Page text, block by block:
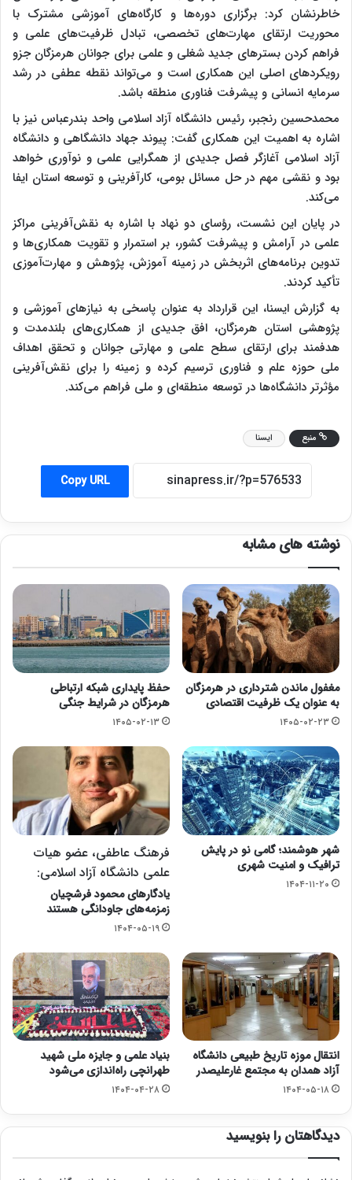
خاطرنشان کرد: برگزاری دوره‌ها و کارگاه‌های آموزشی مشترک با
محوریت ارتقای مهارت‌های تخصصی، تبادل ظرفیت‌های علمی و
فراهم کردن بسترهای جدید شغلی و علمی برای جوانان هرمزگان جزو
رویکردهای اصلی این همکاری است و می‌تواند نقطه عطفی در رشد
سرمایه انسانی و پیشرفت فناوری منطقه باشد.
محمدحسین رنجبر، رئیس دانشگاه آزاد اسلامی واحد بندرعباس نیز با
اشاره به اهمیت این همکاری گفت: پیوند جهاد دانشگاهی و دانشگاه
آزاد اسلامی آغازگر فصل جدیدی از همگرایی علمی و نوآوری خواهد
بود و نقشی مهم در حل مسائل بومی، کارآفرینی و توسعه استان ایفا
می‌کند.
در پایان این نشست، رؤسای دو نهاد با اشاره به نقش‌آفرینی مراکز
علمی در آرامش و پیشرفت کشور، بر استمرار و تقویت همکاری‌ها و
تدوین برنامه‌های اثربخش در زمینه آموزش، پژوهش و مهارت‌آموزی
تأکید کردند.
به گزارش ایسنا، این قرارداد به عنوان پاسخی به نیازهای آموزشی و
پژوهشی استان هرمزگان، افق جدیدی از همکاری‌های بلندمدت و
هدفمند برای ارتقای سطح علمی و مهارتی جوانان و تحقق اهداف
ملی حوزه علم و فناوری ترسیم کرده و زمینه را برای نقش‌آفرینی
مؤثرتر دانشگاه‌ها در توسعه منطقه‌ای و ملی فراهم می‌کند.
منبع ایسنا
Copy URL
نوشته های مشابه
مغفول ماندن شترداری در هرمزگان
به عنوان یک ظرفیت اقتصادی
۱۴۰۵-۰۲-۲۳
حفظ پایداری شبکه ارتباطی
هرمزگان در شرایط جنگی
۱۴۰۵-۰۲-۱۳
شهر هوشمند؛ گامی نو در پایش
ترافیک و امنیت شهری
۱۴۰۴-۱۱-۲۰
فرهنگ عاطفی، عضو هیات
علمی دانشگاه آزاد اسلامی:
یادگارهای محمود فرشچیان
زمزمه‌های جاودانگی‌ هستند
۱۴۰۴-۰۵-۱۹
انتقال موزه تاریخ طبیعی دانشگاه
آزاد همدان به مجتمع غارعلیصدر
۱۴۰۴-۰۵-۱۸
بنیاد علمی و جایزه ملی شهید
طهرانچی راه‌اندازی می‌شود
۱۴۰۴-۰۴-۲۸
دیدگاهتان را بنویسید